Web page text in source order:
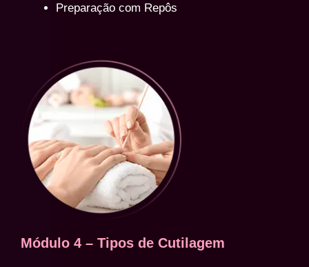
Preparação com Repôs
Módulo 4 – Tipos de Cutilagem